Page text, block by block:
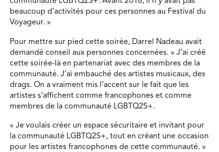
beaucoup d’activités pour ces personnes au Festival du
Voyageur. »
Pour mettre sur pied cette soirée, Darrel Nadeau avait
demandé conseil aux personnes concernées. « J’ai créé
cette soirée-là en partenariat avec des membres de la
communauté. J’ai embauché des artistes musicaux, des
drags. On a vraiment mis l’accent sur le fait que les
artistes s’affichent comme francophones et comme
membres de la communauté LGBTQ2S+.
« Je voulais créer un espace sécuritaire et invitant pour
la communauté LGBTQ2S+, tout en créant une occasion
pour les artistes francophones de cette communauté. »